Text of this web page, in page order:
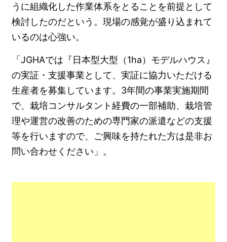
うに組織化した作業体系をとることを前提として
検討したのだという。現場の感覚が盛り込まれて
いるのは心強い。
「JGHAでは『日本型大型（1ha）モデルハウス』
の実証・支援事業として、実証に協力いただける
生産者を募集しています。3年間の事業実施期間
で、栽培コンサルタント経費の一部補助、栽培管
理や運営の改善のための専門家の派遣などの支援
等を行いますので、ご興味を持たれた方は是非お
問い合わせください」。